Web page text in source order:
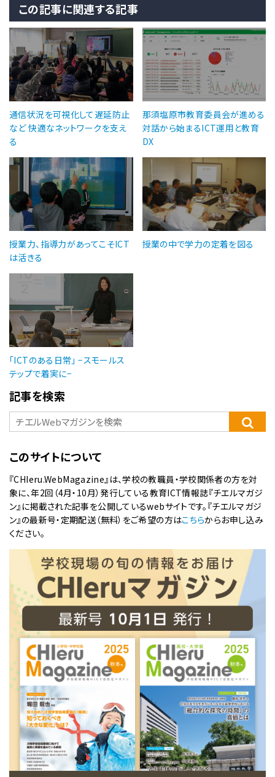
この記事に関連する記事
通信状況を可視化して遅延防止
など 快適なネットワークを支え
る
那須塩原市教育委員会が進める
対話から始まるICT運用と教育
DX
授業力、指導力があってこそICT
は活きる
授業の中で学力の定着を図る
「ICTのある日常」 −スモールス
テップで着実に−
記事を検索
このサイトについて
『CHIeru.WebMagazine』は、学校の教職員・学校関係者の方を対
象に、年2回（4月・10月）発行している教育ICT情報誌『チエルマガジ
ン』に掲載された記事を公開しているwebサイトです。『チエルマガジ
ン』の最新号・定期配送（無料）をご希望の方はこちらからお申し込み
ください。